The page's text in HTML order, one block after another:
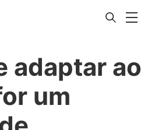
adaptar ao
um